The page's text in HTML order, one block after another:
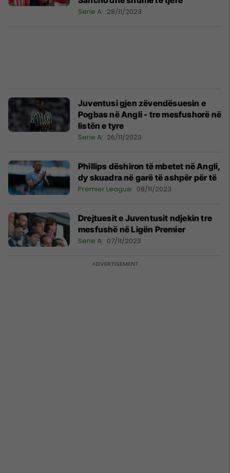
Serie A 28/11/2023
Juventusi gjen zëvendësuesin e
Pogbas në Angli - tre mesfushorë në
listën e tyre
Serie A 26/11/2023
Phillips dëshiron të mbetet në Angli,
dy skuadra në garë të ashpër për të
Premier League 08/11/2023
Drejtuesit e Juventusit ndjekin tre
mesfushë në Ligën Premier
Serie A 07/11/2023